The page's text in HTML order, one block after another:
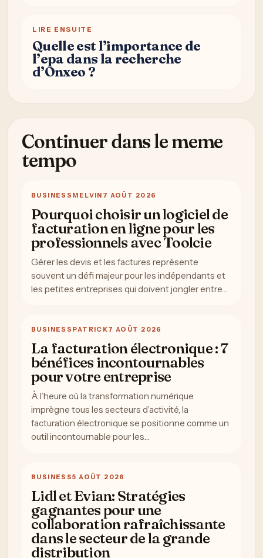
LIRE ENSUITE
Quelle est l’importance de
l’epa dans la recherche
d’Onxeo ?
Continuer dans le meme
tempo
BUSINESS MELVIN 7 AOÛT 2026
Pourquoi choisir un logiciel de
facturation en ligne pour les
professionnels avec Toolcie
Gérer les devis et les factures représente
souvent un défi majeur pour les indépendants et
les petites entreprises qui doivent jongler entre…
BUSINESS PATRICK7 AOÛT 2026
La facturation électronique : 7
bénéfices incontournables
pour votre entreprise
À l’heure où la transformation numérique
imprègne tous les secteurs d’activité, la
facturation électronique se positionne comme un
outil incontournable pour les…
BUSINESS5 AOÛT 2026
Lidl et Evian: Stratégies
gagnantes pour une
collaboration rafraîchissante
dans le secteur de la grande
distribution